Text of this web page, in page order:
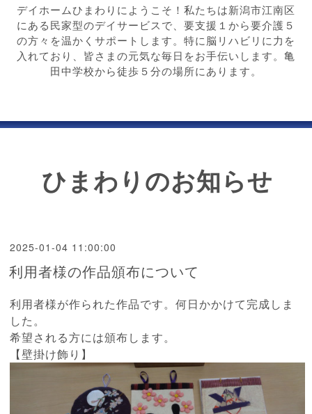
デイホームひまわりにようこそ！私たちは新潟市江南区
にある民家型のデイサービスで、要支援１から要介護５
の方々を温かくサポートします。特に脳リハビリに力を
入れており、皆さまの元気な毎日をお手伝いします。亀
田中学校から徒歩５分の場所にあります。
ひまわりのお知らせ
2025-01-04 11:00:00
利用者様の作品頒布について
利用者様が作られた作品です。何日かかけて完成しま
した。
希望される方には頒布します。
【壁掛け飾り】